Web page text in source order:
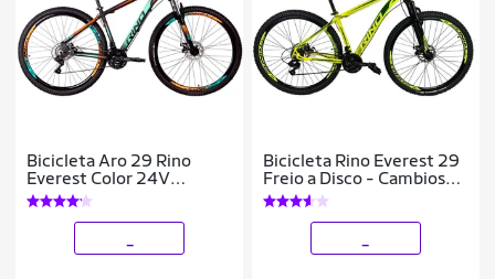
Bicicleta Aro 29 Rino
Everest Color 24V
Cambios Shimano Freio
Hidraulico Suspensão C/
Bicicleta Rino Everest 29
Freio a Disco - Cambios
Shimano 24v